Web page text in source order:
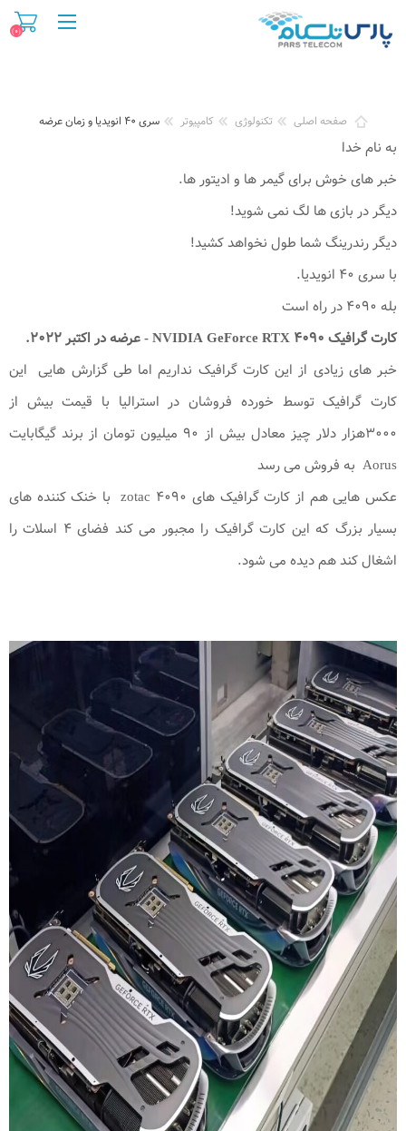
(۰)
صفحه اصلی تکنولوژی کامپیوتر سری ۴۰ انویدیا و زمان عرضه
به نام خدا
خبر های خوش برای گیمر ها و ادیتور ها.
دیگر در بازی ها لگ نمی شوید!
دیگر رندرینگ شما طول نخواهد کشید!
با سری ۴۰ انویدیا.
بله ۴۰۹۰ در راه است
کارت گرافیک NVIDIA GeForce RTX ۴۰۹۰- عرضه در اکتبر ۲۰۲۲.
خبر های زیادی از این کارت گرافیک نداریم اما طی گزارش هایی این
کارت گرافیک توسط خورده فروشان در استرالیا با قیمت بیش از
۳۰۰۰هزار دلار چیز معادل بیش از ۹۰ میلیون تومان از برند گیگابایت
Aorus به فروش می رسد
عکس هایی هم از کارت گرافیک های ۴۰۹۰ zotac با خنک کننده های
بسیار بزرگ که این کارت گرافیک را مجبور می کند فضای ۴ اسلات را
اشغال کند هم دیده می شود.